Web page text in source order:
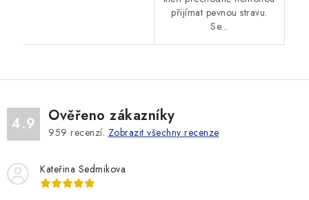
přijímat pevnou stravu.
Se...
4.9 Ověřeno zákazníky
959 recenzí. Zobrazit všechny recenze
Kateřina Sedmikova